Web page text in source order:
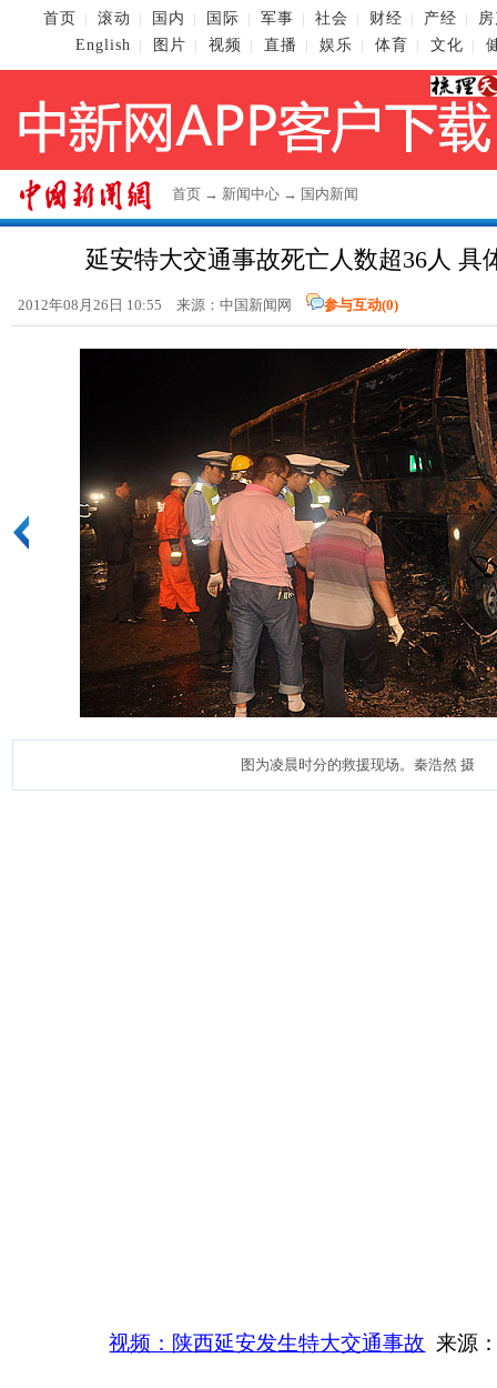
首页 滚动 国内 国际 军事 社会 财经 产经
English
图片 视频 直播 娱乐 体育 文化
首页 → 新闻中心 → 国内新闻
延安特大交通事故死亡人数超36人 具
2012年08月26日 10:55 来源： 中国新闻网 参与互动(0)
图为凌晨时分的救援现场。秦浩然 摄
视频：陕西延安发生特大交通事故 来源